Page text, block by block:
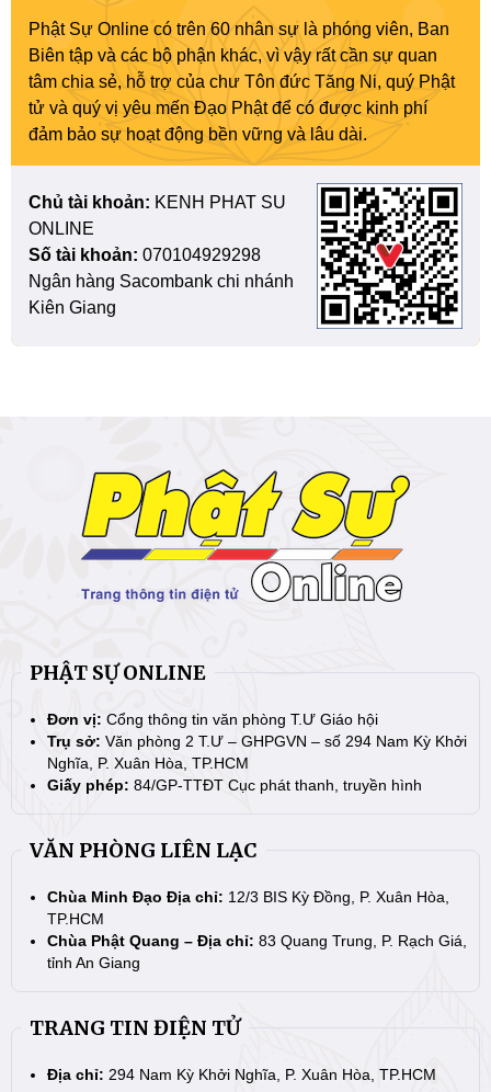
Phật Sự Online có trên 60 nhân sự là phóng viên, Ban
Biên tập và các bộ phận khác, vì vậy rất cần sự quan
tâm chia sẻ, hỗ trợ của chư Tôn đức Tăng Ni, quý Phật
tử và quý vị yêu mến Đạo Phật để có được kinh phí
đảm bảo sự hoạt động bền vững và lâu dài.
Chủ tài khoản: KENH PHAT SU
ONLINE
Số tài khoản: 070104929298
Ngân hàng Sacombank chi nhánh
Kiên Giang
PHẬT SỰ ONLINE
Đơn vị: Cổng thông tin văn phòng T.Ư Giáo hội
Trụ sở: Văn phòng 2 T.Ư – GHPGVN – số 294 Nam Kỳ Khởi
Nghĩa, P. Xuân Hòa, TP.HCM
Giấy phép: 84/GP-TTĐT Cục phát thanh, truyền hình
VĂN PHÒNG LIÊN LẠC
Chùa Minh Đạo Địa chỉ: 12/3 BIS Kỳ Đồng, P. Xuân Hòa,
TP.HCM
Chùa Phật Quang – Địa chỉ: 83 Quang Trung, P. Rạch Giá,
tỉnh An Giang
TRANG TIN ĐIỆN TỬ
Địa chỉ: 294 Nam Kỳ Khởi Nghĩa, P. Xuân Hòa, TP.HCM